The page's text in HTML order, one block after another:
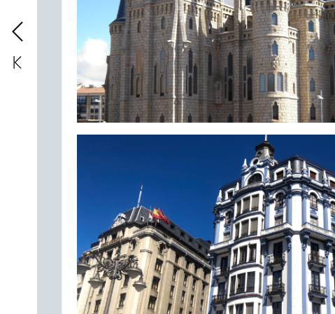
Arriba, Palacio Episcopal en Astorga;
abajo, edificios modernistas en León.